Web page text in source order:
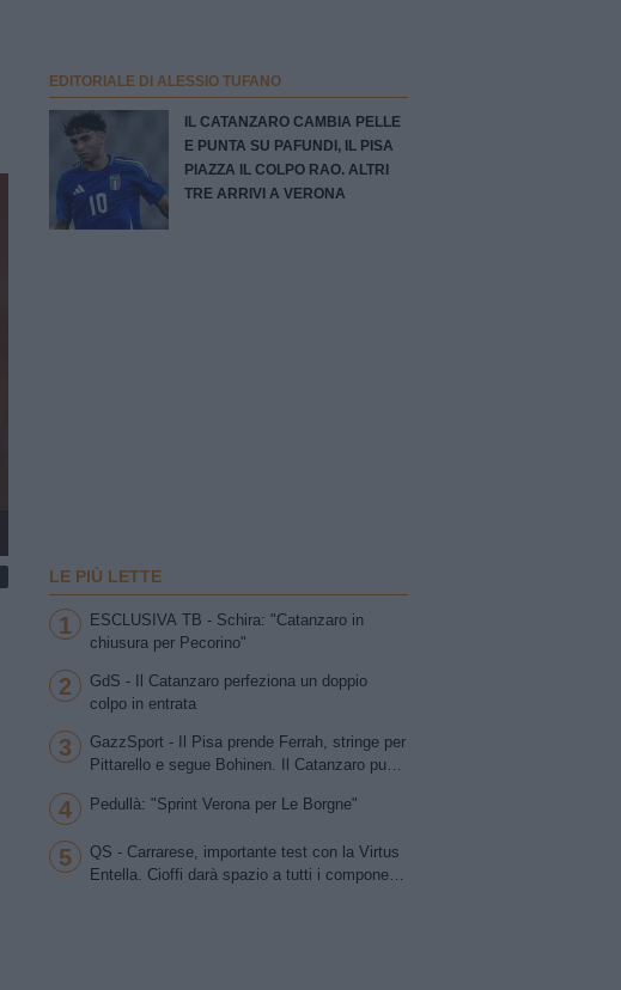
EDITORIALE DI ALESSIO TUFANO
IL CATANZARO CAMBIA PELLE
E PUNTA SU PAFUNDI, IL PISA
PIAZZA IL COLPO RAO. ALTRI
TRE ARRIVI A VERONA
LE PIÙ LETTE
1
ESCLUSIVA TB - Schira: "Catanzaro in
chiusura per Pecorino"
2
GdS - Il Catanzaro perfeziona un doppio
colpo in entrata
3
GazzSport - Il Pisa prende Ferrah, stringe per
Pittarello e segue Bohinen. Il Catanzaro punta
Bjarkason
4 Pedullà: "Sprint Verona per Le Borgne"
5
QS - Carrarese, importante test con la Virtus
Entella. Cioffi darà spazio a tutti i componenti